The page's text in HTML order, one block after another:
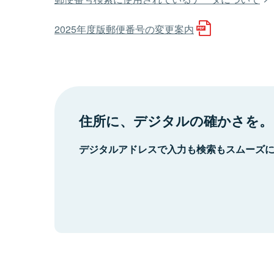
2025年度版郵便番号の変更案内
住所に、デジタルの確かさを。
デジタルアドレスで入力も検索もスムーズ